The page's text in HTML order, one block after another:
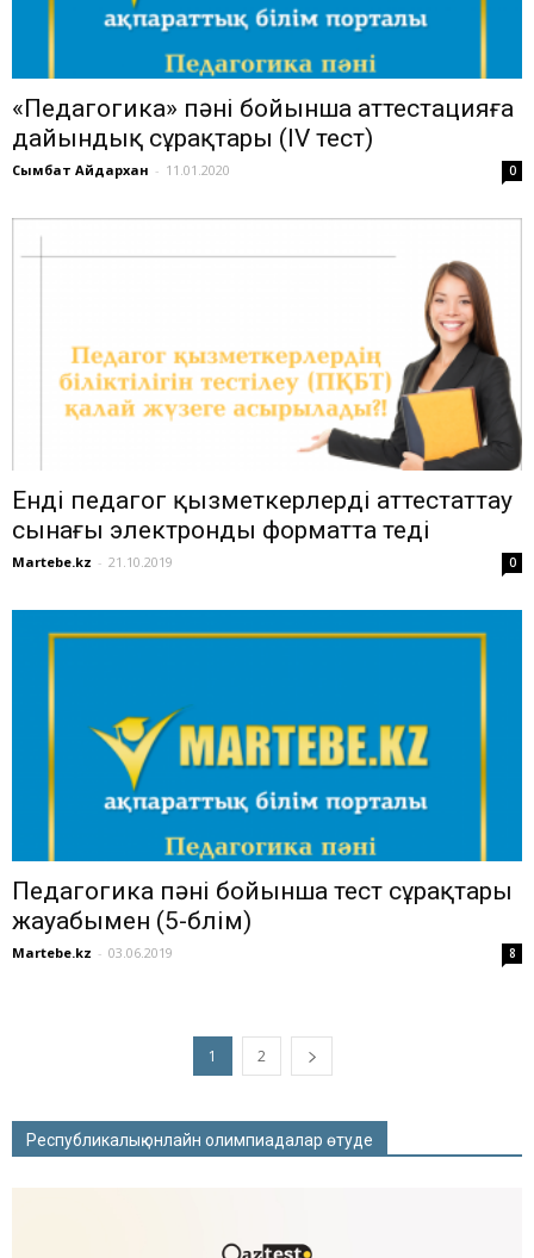
«Педагогика» пәні бойынша аттестацияға
дайындық сұрақтары (ІV тест)
Сымбат Айдархан - 11.01.2020 0
Енді педагог қызметкерлерді аттестаттау
сынағы электронды форматта өтеді
Martebe.kz - 21.10.2019 0
Педагогика пәні бойынша тест сұрақтары
жауабымен (5-бөлім)
Martebe.kz - 03.06.2019 8
1 2
Республикалық онлайн олимпиадалар өтуде